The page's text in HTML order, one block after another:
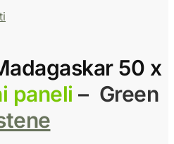
50 x
paneli – Green